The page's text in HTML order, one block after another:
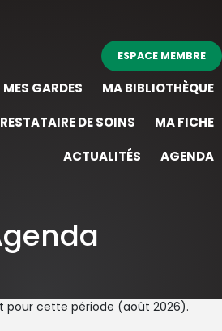
ESPACE MEMBRE
MES GARDES
MA BIBLIOTHÈQUE
DE SOINS
MA FICHE
ACTUALITÉS
AGENDA
pour cette période (août 2026).